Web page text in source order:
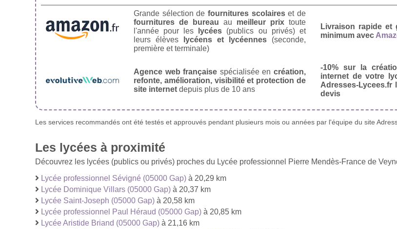
Grande sélection de fournitures scolaireset de
fournitures de bureau au meilleur prixtoute
l'année pour les
lycées (publics ou privés) et
leurs élèves
lycéens et lycéennes(seconde,
première et terminale)
Livraison rapide et
minimum avec
Agence web française spécialisée en création,
refonte, amélioration, visibilité et protection de
site internet depuis plus de 10 ans
-10% sur la
internet de votre
Adresses-Lycees.fr
devis
Les services recommandés ont été testés et approuvés pendant plusieurs mois ou années par l'équipe du site
Les lycées à proximité
Découvrez les lycées (publics ou privés) proches du Lycée professionnel Pierre Mendès-France de
Lycée professionnel Sévigné (05000 Gap) à 20,29 km
Lycée Dominique Villars (05000 Gap) à 20,37 km
Lycée Saint-Joseph (05000 Gap) à 20,58 km
Lycée professionnel Paul Héraud (05000 Gap) à 20,85 km
Lycée Aristide Briand (05000 Gap) à 21,16 km